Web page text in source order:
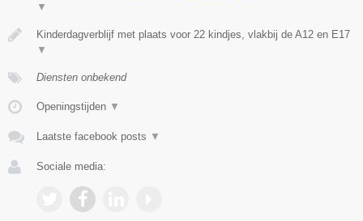
▼
Kinderdagverblijf met plaats voor 22 kindjes, vlakbij de A12 en E17
▼
Diensten onbekend
Openingstijden ▼
Laatste facebook posts ▼
Sociale media: